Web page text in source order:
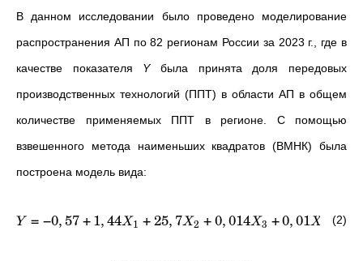
В данном исследовании было проведено моделирование
распространения АП по 82 регионам России за 2023 г., где в
качестве показателя Yбыла принята доля передовых
производственных технологий (ППТ) в области АП в общем
количестве применяемых ППТ в регионе. С помощью
взвешенного метода наименьших квадратов (ВМНК) была
построена модель вида:
Y = −0,57+1,44X1 +25, 7X2 +0,014X3 +0,01X ,R2
(2)